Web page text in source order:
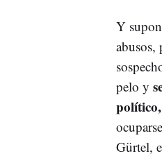
Y
abusos,
pelo y
Gürtel,